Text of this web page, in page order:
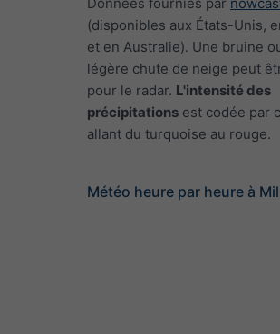
Données fournies par
(disponibles aux États-Unis,
et en Australie). Une bruine
légère chute de neige peut
pour le radar. L'intensité des
précipitations est codée par
allant du turquoise au rouge.
Météo heure par heure à